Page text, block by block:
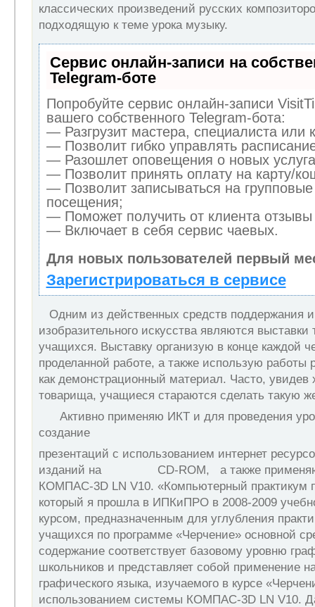
классических произведений русских
подходящую к теме урока музыку.
Сервис онлайн-записи на
Telegram-боте
Попробуйте сервис онлайн-записи
вашего собственного Telegram-бота:
— Разгрузит мастера, специалиста или
— Позволит гибко управлять
— Разошлет оповещения о новых
— Позволит принять оплату на карту/
— Позволит записываться на
посещения;
— Поможет получить от клиента отзывы
— Включает в себя сервис чаевых.
Для новых пользователей первый
Зарегистрироваться в сервисе
Одним из действенных средств поддержания
изобразительного искусства являются выставки
учащихся. Выставку организую в конце каждой
проделанной работе, а также использую работы
как демонстрационный материал. Часто,
товарища, учащиеся стараются сделать такую
Активно применяю ИКТ и для проведения
создание
презентаций с использованием интернет
изданий на CD-ROM, а также применяю
КОМПАС-3D LN V10. «Компьютерный практикум
который я прошла в ИПКиПРО в 2008-2009
курсом, предназначенным для углубления
учащихся по программе «Черчение» основной
содержание соответствует базовому уровню
школьников и представляет собой применение
графического языка, изучаемого в курсе
использованием системы КОМПАС-3D LN V10.